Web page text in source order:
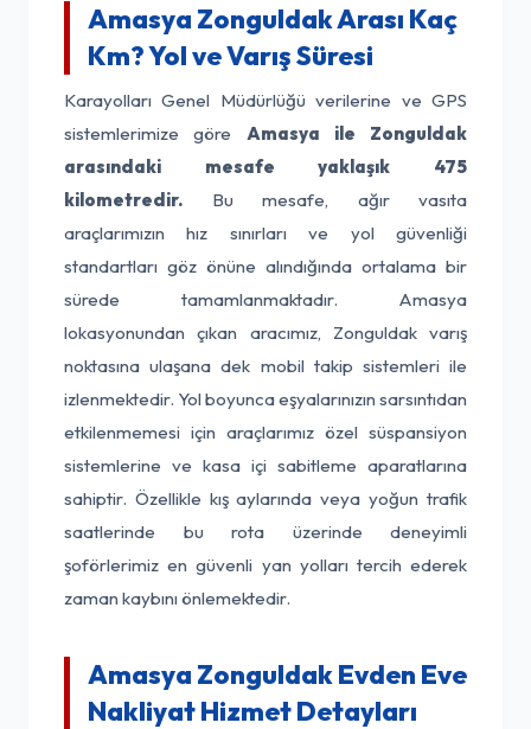
Amasya Zonguldak Arası Kaç
Km? Yol ve Varış Süresi
Karayolları Genel Müdürlüğü verilerine ve GPS
sistemlerimize göre Amasya ile Zonguldak
arasındaki mesafe yaklaşık 475
kilometredir. Bu mesafe, ağır vasıta
araçlarımızın hız sınırları ve yol güvenliği
standartları göz önüne alındığında ortalama bir
sürede tamamlanmaktadır. Amasya
lokasyonundan çıkan aracımız, Zonguldak varış
noktasına ulaşana dek mobil takip sistemleri ile
izlenmektedir. Yol boyunca eşyalarınızın sarsıntıdan
etkilenmemesi için araçlarımız özel süspansiyon
sistemlerine ve kasa içi sabitleme aparatlarına
sahiptir. Özellikle kış aylarında veya yoğun trafik
saatlerinde bu rota üzerinde deneyimli
şoförlerimiz en güvenli yan yolları tercih ederek
zaman kaybını önlemektedir.
Amasya Zonguldak Evden Eve
Nakliyat Hizmet Detayları